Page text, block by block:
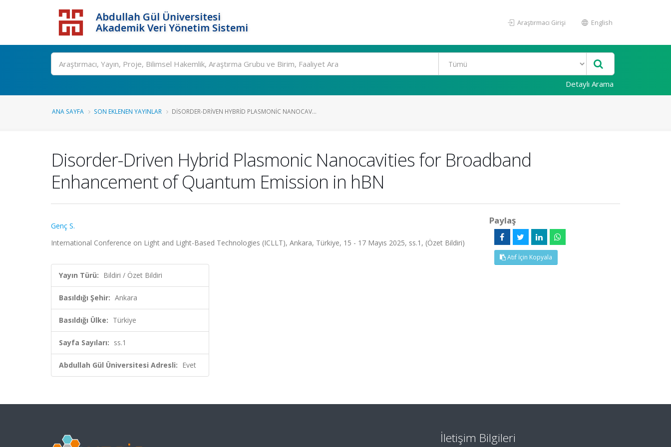
Abdullah Gül Üniversitesi
Akademik Veri Yönetim Sistemi
Araştırmacı Girişi English
Detaylı Arama
ANA SAYFA SON EKLENEN YAYINLAR DISORDER-DRIVEN HYBRID PLASMONIC NANOCAV...
Disorder-Driven Hybrid Plasmonic Nanocavities for Broadband
Enhancement of Quantum Emission in hBN
Genç S.
International Conference on Light and Light-Based Technologies (ICLLT), Ankara, Türkiye, 15 - 17 Mayıs 2025, ss.1, (Özet Bildiri)
Yayın Türü: Bildiri / Özet Bildiri
Basıldığı Şehir: Ankara
Basıldığı Ülke: Türkiye
Sayfa Sayıları: ss.1
Abdullah Gül Üniversitesi Adresli: Evet
Paylaş
Atıf İçin Kopyala
İletişim Bilgileri